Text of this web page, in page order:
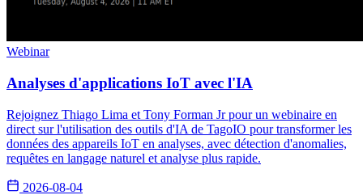
Webinar
Analyses d'applications IoT avec l'IA
Rejoignez Thiago Lima et Tony Forman Jr pour un webinaire en
direct sur l'utilisation des outils d'IA de TagoIO pour transformer les
données des appareils IoT en analyses, avec détection d'anomalies,
requêtes en langage naturel et analyse plus rapide.
2026-08-04